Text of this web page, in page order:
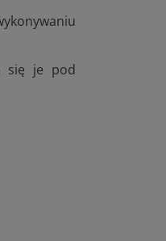
się je pod